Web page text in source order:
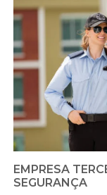
EMPRESA
SEGURANÇA